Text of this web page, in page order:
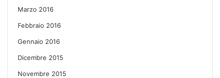
Marzo 2016
Febbraio 2016
Gennaio 2016
Dicembre 2015
Novembre 2015